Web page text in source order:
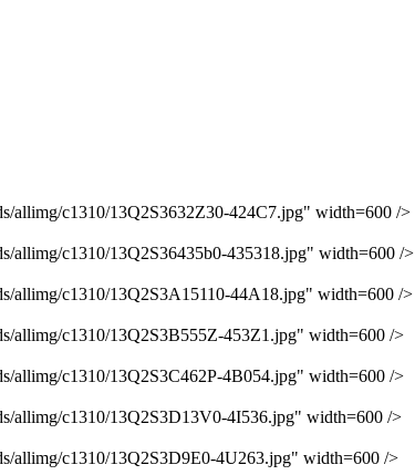
c1310/13Q2S3632Z30-424C7.jpg" width=600 />
c1310/13Q2S36435b0-435318.jpg" width=600 />
c1310/13Q2S3A15110-44A18.jpg" width=600 />
c1310/13Q2S3B555Z-453Z1.jpg" width=600 />
c1310/13Q2S3C462P-4B054.jpg" width=600 />
c1310/13Q2S3D13V0-4I536.jpg" width=600 />
c1310/13Q2S3D9E0-4U263.jpg" width=600 />